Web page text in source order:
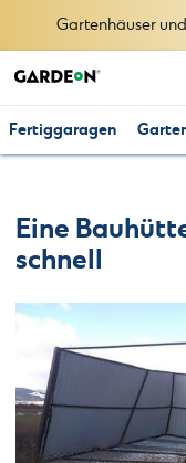
Gartenhäuser
Fertiggaragen
Eine
schnell